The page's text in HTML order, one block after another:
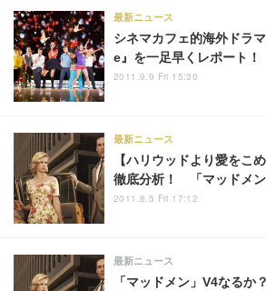
シネマカフェ的海外ド
e』を一足早くレポート！
最新ニュース
2011.9.9 Fri 15:30
【ハリウッドより愛をこ
徹底分析！ 「マッドメン
最新ニュース
2011.8.5 Fri 17:12
「マッドメン」V4なる
最新ニュース